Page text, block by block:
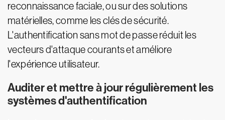
reconnaissance faciale, ou sur des solutions
matérielles, comme les clés de sécurité.
L'authentification sans mot de passe réduit les
vecteurs d'attaque courants et améliore
l'expérience utilisateur.
Auditer et mettre à jour régulièrement les
systèmes d'authentification